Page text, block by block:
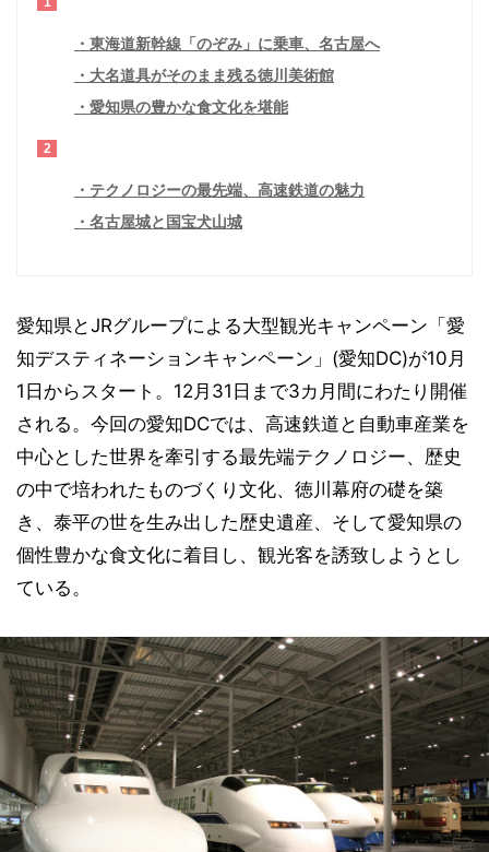
東海道新幹線「のぞみ」に乗車、名古屋へ
大名道具がそのまま残る徳川美術館
愛知県の豊かな食文化を堪能
2
テクノロジーの最先端、高速鉄道の魅力
名古屋城と国宝犬山城
愛知県とJRグループによる大型観光キャンペーン「愛
知デスティネーションキャンペーン」(愛知DC)が10月
1日からスタート。12月31日まで3カ月間にわたり開催
される。今回の愛知DCでは、高速鉄道と自動車産業を
中心とした世界を牽引する最先端テクノロジー、歴史
の中で培われたものづくり文化、徳川幕府の礎を築
き、泰平の世を生み出した歴史遺産、そして愛知県の
個性豊かな食文化に着目し、観光客を誘致しようとし
ている。